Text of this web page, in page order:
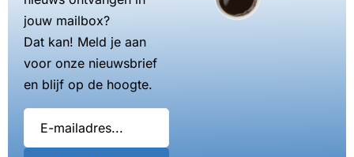
jouw mailbox?
Dat kan! Meld je aan
voor onze nieuwsbrief
en blijf op de hoogte.